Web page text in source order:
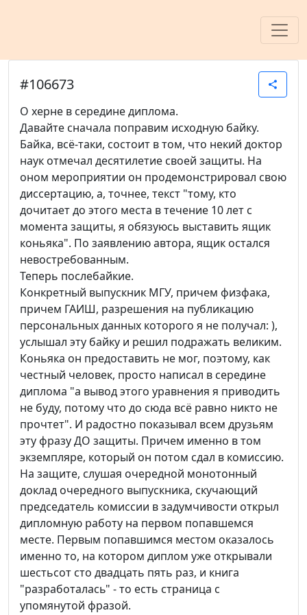
#106673 share
О херне в середине диплома.
Давайте сначала поправим исходную байку.
Байка, всё-таки, состоит в том, что некий доктор
наук отмечал десятилетие своей защиты. На
оном мероприятии он продемонстрировал свою
диссертацию, а, точнее, текст "тому, кто
дочитает до этого места в течение 10 лет с
момента защиты, я обязуюсь выставить ящик
коньяка". По заявлению автора, ящик остался
невостребованным.
Теперь послебайкие.
Конкретный выпускник МГУ, причем физфака,
причем ГАИШ, разрешения на публикацию
персональных данных которого я не получал: ),
услышал эту байку и решил подражать великим.
Коньяка он предоставить не мог, поэтому, как
честный человек, просто написал в середине
диплома "а вывод этого уравнения я приводить
не буду, потому что до сюда всё равно никто не
прочтет". И радостно показывал всем друзьям
эту фразу ДО защиты. Причем именно в том
экземпляре, который он потом сдал в комиссию.
На защите, слушая очередной монотонный
доклад очередного выпускника, скучающий
председатель комиссии в задумчивости открыл
дипломную работу на первом попавшемся
месте. Первым попавшимся местом оказалось
именно то, на котором диплом уже открывали
шестьсот сто двадцать пять раз, и книга
"разработалась" - то есть страница с
упомянутой фразой.